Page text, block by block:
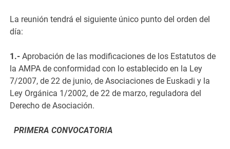
La reunión tendrá el siguiente único punto del orden del
día:
1.-Aprobación de las modificaciones de los Estatutos de
la AMPA de conformidad con lo establecido en la Ley
7/2007, de 22 de junio, de Asociaciones de Euskadi y la
Ley Orgánica 1/2002, de 22 de marzo, reguladora del
Derecho de Asociación.
PRIMERA CONVOCATORIA